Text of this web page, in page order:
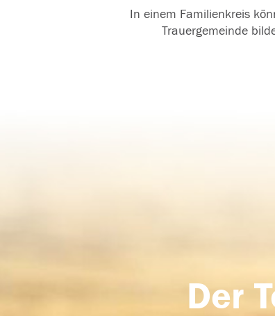
In einem Familienkreis
Trauergemeinde
Der